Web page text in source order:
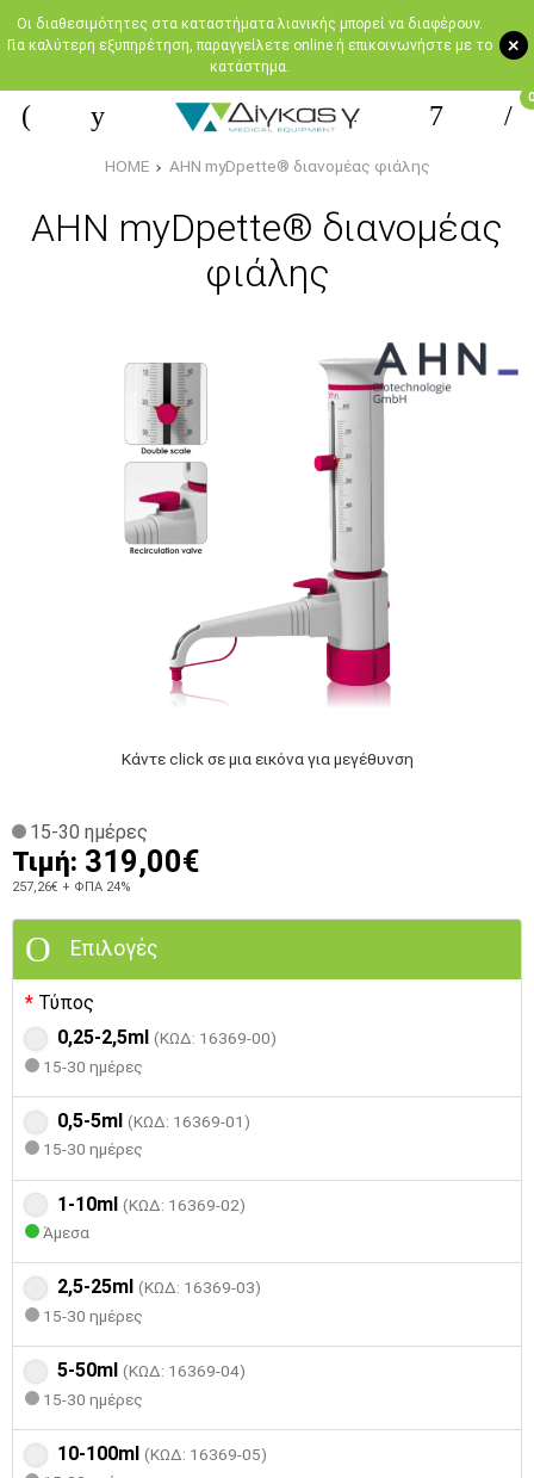
+
Oι διαθεσιμότητες στα καταστήματα λιανικής μπορεί να διαφέρουν.
Για καλύτερη εξυπηρέτηση, παραγγείλετε online ή επικοινωνήστε με το
κατάστημα.
0
HOME AHN myDpette® διανομέας φιάλης
AHN myDpette® διανομέας
φιάλης
Κάντε click σε μια εικόνα για μεγέθυνση
15-30 ημέρες
Τιμή: 319,00€
257,26€ + ΦΠΑ 24%
Επιλογές
Τύπος
0,25-2,5ml (ΚΩΔ: 16369-00)
15-30 ημέρες
0,5-5ml (ΚΩΔ: 16369-01)
15-30 ημέρες
1-10ml (ΚΩΔ: 16369-02)
Άμεσα
2,5-25ml (ΚΩΔ: 16369-03)
15-30 ημέρες
5-50ml (ΚΩΔ: 16369-04)
15-30 ημέρες
10-100ml (ΚΩΔ: 16369-05)